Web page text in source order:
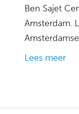
Ben Sajet
Amsterdam.
Lees meer